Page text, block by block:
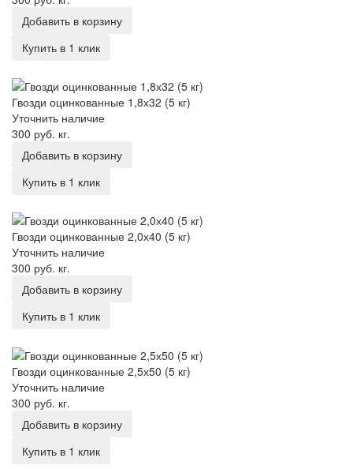
Добавить в корзину
Купить в 1 клик
Гвозди оцинкованные 1,8х32 (5 кг)
Уточнить наличие
300 руб. кг.
Добавить в корзину
Купить в 1 клик
Гвозди оцинкованные 2,0х40 (5 кг)
Уточнить наличие
300 руб. кг.
Добавить в корзину
Купить в 1 клик
Гвозди оцинкованные 2,5х50 (5 кг)
Уточнить наличие
300 руб. кг.
Добавить в корзину
Купить в 1 клик